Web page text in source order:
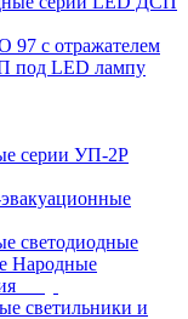
97 с отражателем
под LED лампу
серии УП-2Р
светодиодные
Народные
светильники и